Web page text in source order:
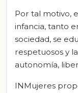
Por tal motivo,
infancia, tanto
sociedad, se
respetuosos y
autonomía,
INMujeres